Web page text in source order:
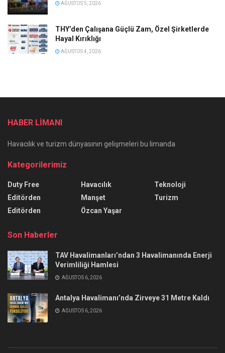
AĞUSTOS 5, 2026
THY’den Çalışana Güçlü Zam, Özel Şirketlerde
Hayal Kırıklığı
AĞUSTOS 4, 2026
HABER LİMANI
Havacılık ve turizm dünyasının gelişmeleri bu limanda
Kategorilerimiz
Duty Free
Editörden
Editörden
Havacılık
Manşet
Özcan Yaşar
Teknoloji
Turizm
Son Haberler
TAV Havalimanları’ndan 3 Havalimanında Enerji
Verimliliği Hamlesi
AĞUSTOS 6, 2026
Antalya Havalimanı’nda Zirveye 31 Metre Kaldı
AĞUSTOS 6, 2026